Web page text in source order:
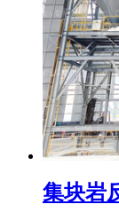
集块岩